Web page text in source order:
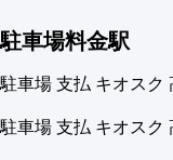
駐車場料金駅
駐車場 支払 キオスク
駐車場 支払 キオスク